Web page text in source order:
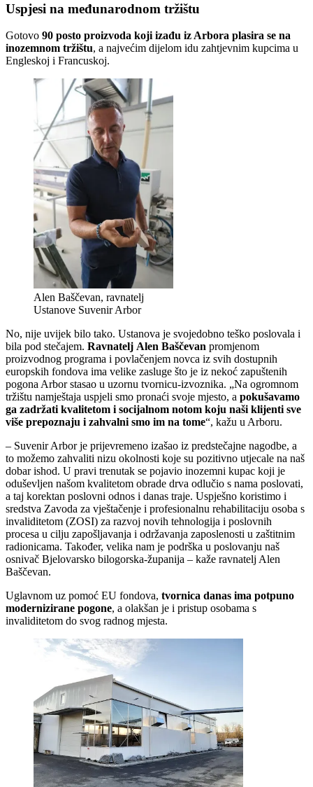
Uspjesi na međunarodnom tržištu
Gotovo 90 posto proizvoda koji izađu iz Arbora plasira se na
inozemnom tržištu, a najvećim dijelom idu zahtjevnim kupcima u
Engleskoj i Francuskoj.
Alen Baščevan, ravnatelj
Ustanove Suvenir Arbor
No, nije uvijek bilo tako. Ustanova je svojedobno teško poslovala i
bila pod stečajem. Ravnatelj Alen Baščevan promjenom
proizvodnog programa i povlačenjem novca iz svih dostupnih
europskih fondova ima velike zasluge što je iz nekoć zapuštenih
pogona Arbor stasao u uzornu tvornicu-izvoznika. „Na ogromnom
tržištu namještaja uspjeli smo pronaći svoje mjesto, a pokušavamo
ga zadržati kvalitetom i socijalnom notom koju naši klijenti sve
više prepoznaju i zahvalni smo im na tome“, kažu u Arboru.
– Suvenir Arbor je prijevremeno izašao iz predstečajne nagodbe, a
to možemo zahvaliti nizu okolnosti koje su pozitivno utjecale na naš
dobar ishod. U pravi trenutak se pojavio inozemni kupac koji je
oduševljen našom kvalitetom obrade drva odlučio s nama poslovati,
a taj korektan poslovni odnos i danas traje. Uspješno koristimo i
sredstva Zavoda za vještačenje i profesionalnu rehabilitaciju osoba s
invaliditetom (ZOSI) za razvoj novih tehnologija i poslovnih
procesa u cilju zapošljavanja i održavanja zaposlenosti u zaštitnim
radionicama. Također, velika nam je podrška u poslovanju naš
osnivač Bjelovarsko bilogorska-županija – kaže ravnatelj Alen
Baščevan.
Uglavnom uz pomoć EU fondova, tvornica danas ima potpuno
modernizirane pogone, a olakšan je i pristup osobama s
invaliditetom do svog radnog mjesta.